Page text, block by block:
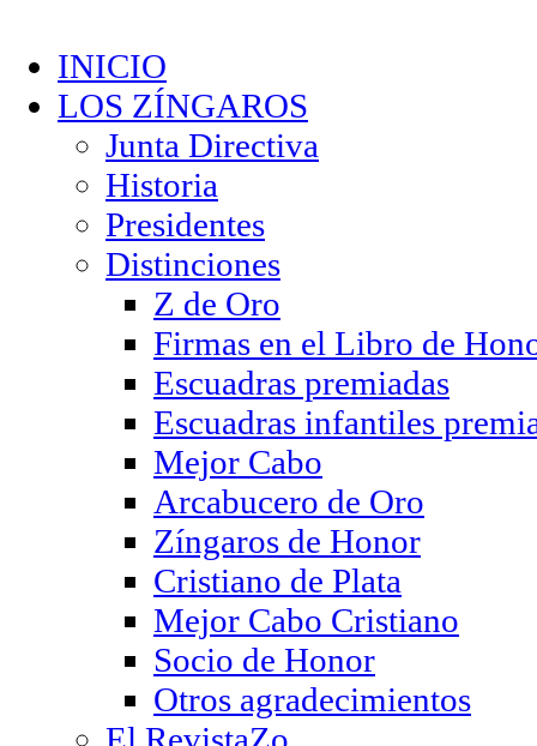
INICIO
LOS ZÍNGAROS
Junta Directiva
Historia
Presidentes
Distinciones
Z de Oro
Firmas en el Libro de
Escuadras premiadas
Escuadras infantiles
Mejor Cabo
Arcabucero de Oro
Zíngaros de Honor
Cristiano de Plata
Mejor Cabo Cristiano
Socio de Honor
Otros agradecimientos